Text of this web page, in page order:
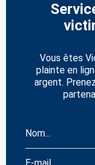
Vous êtes
plainte en
argent.